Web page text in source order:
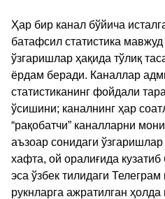
Ҳар бир канал бўйича
батафсил статистика
ўзгаришлар ҳақида тўлиқ
ёрдам беради. Каналлар
статистиканинг фойдали
ўсишини; каналнинг ҳар
“рақобатчи” каналларни
аъзоар сонидаги ўзгаришлар
хафта, ой оралиғида
эса ўзбек тилидаги
рукнларга ажратилган